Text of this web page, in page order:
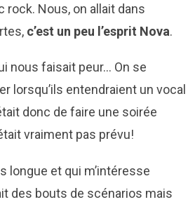
rock. Nous, on allait dans
c’est un peu l’esprit Nova.
nous faisait peur… On se
lorsqu’ils entendraient un vocal
donc de faire une soirée
vraiment pas prévu!
longue et qui m’intéresse
des bouts de scénarios mais